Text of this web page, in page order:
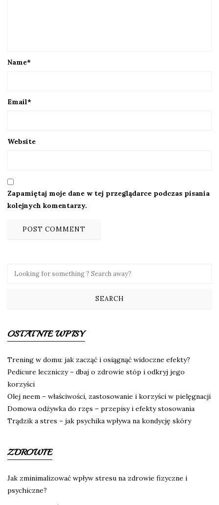
Name*
Email*
Website
Zapamiętaj moje dane w tej przeglądarce podczas pisania
kolejnych komentarzy.
OSTATNIE WPISY
Trening w domu: jak zacząć i osiągnąć widoczne efekty?
Pedicure leczniczy – dbaj o zdrowie stóp i odkryj jego
korzyści
Olej neem – właściwości, zastosowanie i korzyści w pielęgnacji
Domowa odżywka do rzęs – przepisy i efekty stosowania
Trądzik a stres – jak psychika wpływa na kondycję skóry
ZDROWIE
Jak zminimalizować wpływ stresu na zdrowie fizyczne i
psychiczne?